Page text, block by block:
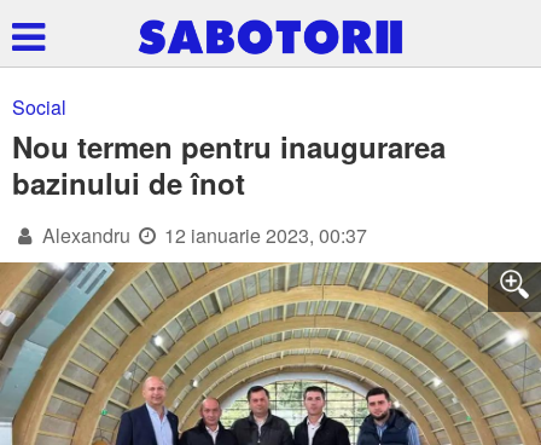
Social
Nou termen pentru inaugurarea
bazinului de înot
Alexandru 12 ianuarie 2023, 00:37